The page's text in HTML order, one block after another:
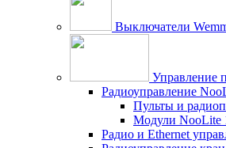
Выключатели
Управление
Радиоуправление
Пульты и
Модули NooLite
Радио и Ethernet